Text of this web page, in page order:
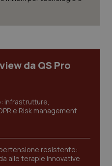
da QS Pro
infrastrutture,
e Risk management
resistente:
alle terapie innovative
non è in grado di
questi cookie.
YouTube
.youtube.com